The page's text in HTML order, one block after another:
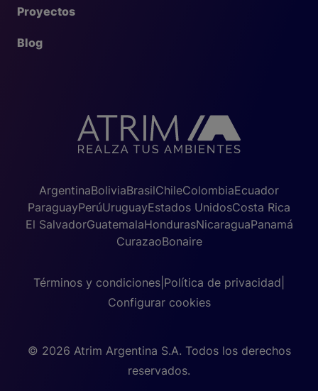
Proyectos
Blog
ArgentinaBoliviaBrasilChileColombiaEcuador
ParaguayPerúUruguayEstados UnidosCosta Rica
El SalvadorGuatemalaHondurasNicaraguaPanamá
CurazaoBonaire
Términos y condiciones Política de privacidad
Configurar cookies
© 2026 Atrim Argentina S.A. Todos los derechos
reservados.